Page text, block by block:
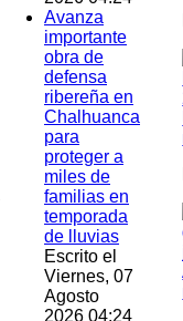
Avanza
importante
obra de
defensa
ribereña en
Chalhuanca
para
proteger a
miles de
familias en
temporada
de lluvias
Escrito el
Viernes, 07
Agosto
2026 04:24